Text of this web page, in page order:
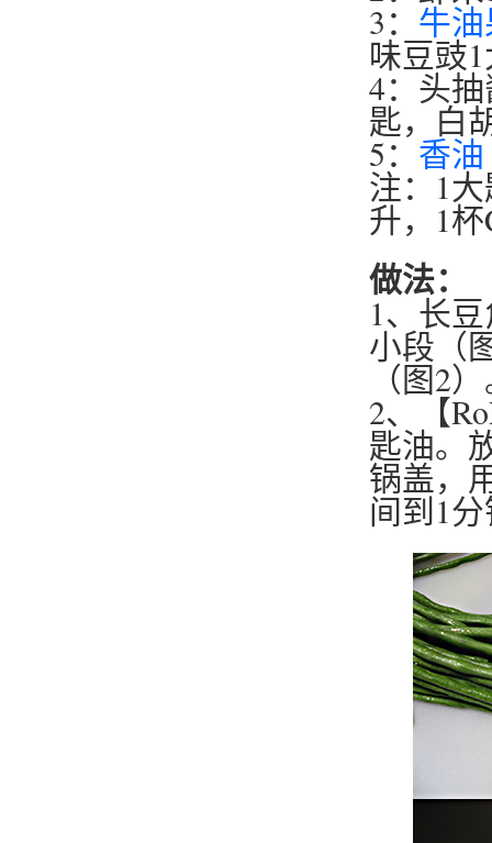
3： 牛
味豆豉
4：头
匙，白
5： 香油
注：1大
升，1
做法：
1、长
小段（
（图2
2、【
匙油。
锅盖，
间到1